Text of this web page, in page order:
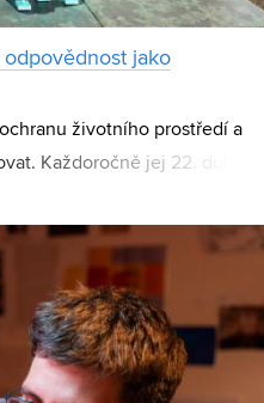
jako
životního prostředí a
Každoročně jej 22. dubna